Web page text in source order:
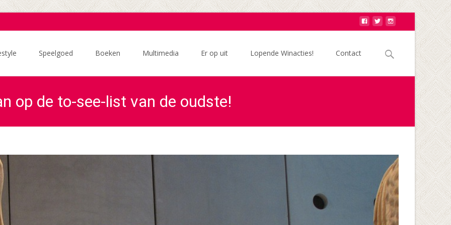
Speelgoed Boeken Multimedia Er op uit Lopende Winacties! Contact
Zoek
naar:
op de to-see-list van de oudste!